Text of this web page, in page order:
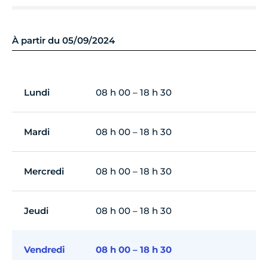
À partir du 05/09/2024
Lundi 08 h 00 – 18 h 30
Mardi 08 h 00 – 18 h 30
Mercredi 08 h 00 – 18 h 30
Jeudi 08 h 00 – 18 h 30
Vendredi 08 h 00 – 18 h 30